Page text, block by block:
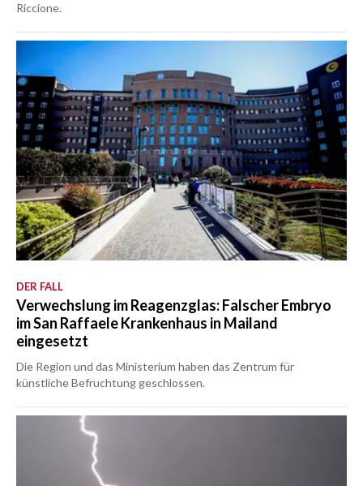
Riccione.
DER FALL
Verwechslung im Reagenzglas: Falscher Embryo
im San Raffaele Krankenhaus in Mailand
eingesetzt
Die Region und das Ministerium haben das Zentrum für
künstliche Befruchtung geschlossen.